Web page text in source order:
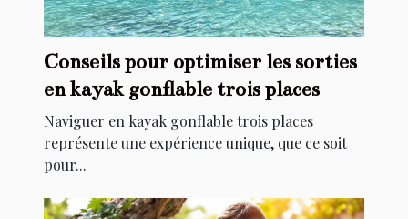
Conseils pour optimiser les sorties
en kayak gonflable trois places
Naviguer en kayak gonflable trois places
représente une expérience unique, que ce soit
pour...